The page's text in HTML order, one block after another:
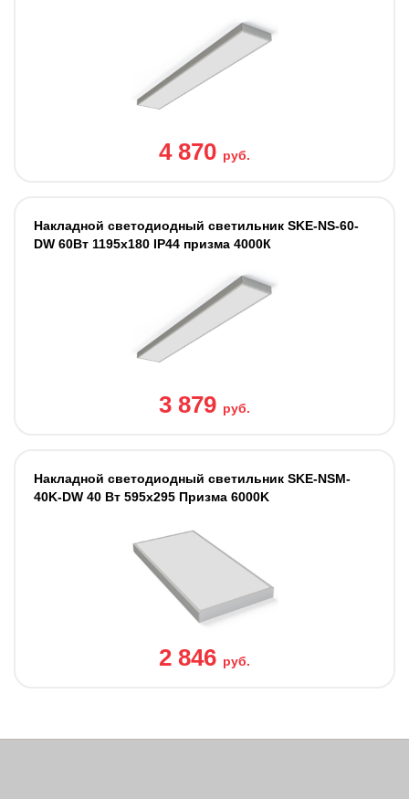
4 870 руб.
Накладной светодиодный светильник SKE-NS-60-
DW 60Вт 1195x180 IP44 призма 4000К
3 879 руб.
Накладной светодиодный светильник SKE-NSM-
40K-DW 40 Вт 595x295 Призма 6000K
2 846 руб.